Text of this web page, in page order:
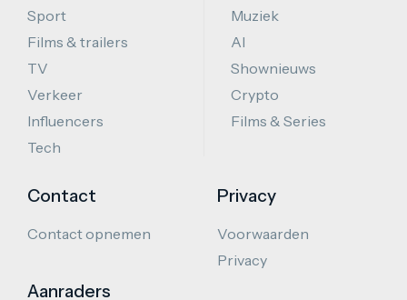
Sport
Films & trailers
TV
Verkeer
Influencers
Tech
Muziek
AI
Shownieuws
Crypto
Films & Series
Contact
Contact opnemen
Aanraders
Privacy
Voorwaarden
Privacy